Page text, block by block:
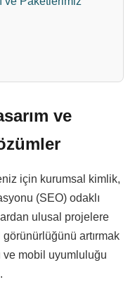
ve
için kurumsal kimlik,
(SEO) odaklı
ulusal projelere
artırmak
ve mobil uyumluluğu